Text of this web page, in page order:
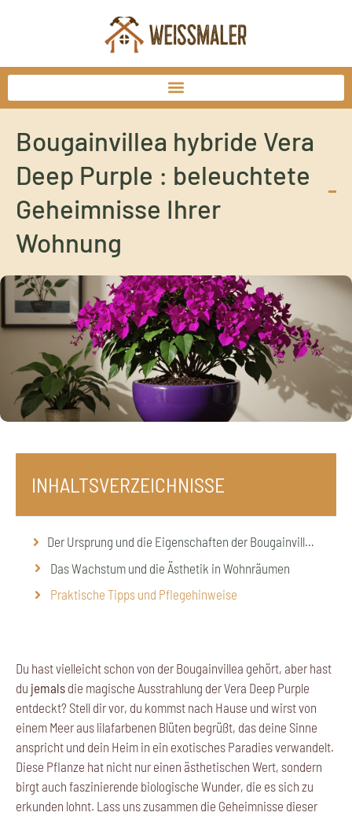
Bougainvillea hybride Vera
Deep Purple : beleuchtete
Geheimnisse Ihrer
Wohnung
INHALTSVERZEICHNISSE
Der Ursprung und die Eigenschaften der Bougainvillea Vera Deep Purple
Das Wachstum und die Ästhetik in Wohnräumen
Praktische Tipps und Pflegehinweise
Du hast vielleicht schon von der Bougainvillea gehört, aber hast
du jemals die magische Ausstrahlung der Vera Deep Purple
entdeckt? Stell dir vor, du kommst nach Hause und wirst von
einem Meer aus lilafarbenen Blüten begrüßt, das deine Sinne
anspricht und dein Heim in ein exotisches Paradies verwandelt.
Diese Pflanze hat nicht nur einen ästhetischen Wert, sondern
birgt auch faszinierende biologische Wunder, die es sich zu
erkunden lohnt. Lass uns zusammen die Geheimnisse dieser